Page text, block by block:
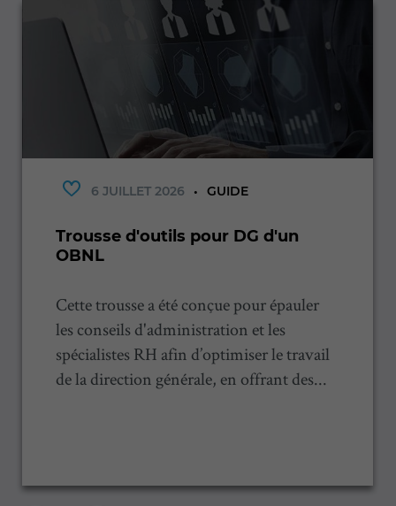
6 JUILLET 2026 GUIDE
Trousse d'outils pour DG d'un
OBNL
Cette trousse a été conçue pour épauler
les conseils d'administration et les
spécialistes RH afin d’optimiser le travail
de la direction générale, en offrant des...